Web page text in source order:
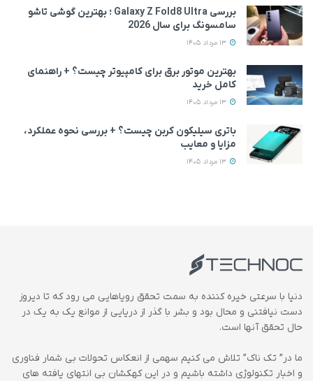
بررسی Galaxy Z Fold8 Ultra ؛ بهترین گوشی تاشو
سامسونگ برای سال 2026
بهترین موتور برق برای کامپیوتر چیست؟ + راهنمای
کامل خرید
باتری سیلیکون کربن چیست؟ + بررسی نحوه عملکرد،
مزایا و معایب
دنیا با سرعتی خیره کننده به سمت تحقق رویاهایی می رود که تا دیروز
دست نیافتنی و محال بود و بشر با گذر از دریایی از موانع یک به یک در
حال تحقق آنها است.
ما در” تک ناک” تلاش می کنیم سهمی از انعکاس تحولات بی شمار فناوری
و اخبار تکنولوژی داشته باشیم و در این کهکشان بی انتهای یافته های